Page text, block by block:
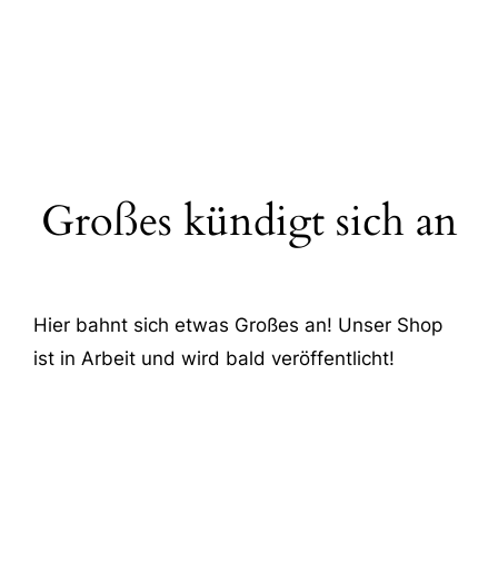
Großes kündigt sich an
Hier bahnt sich etwas Großes an! Unser Shop
ist in Arbeit und wird bald veröffentlicht!